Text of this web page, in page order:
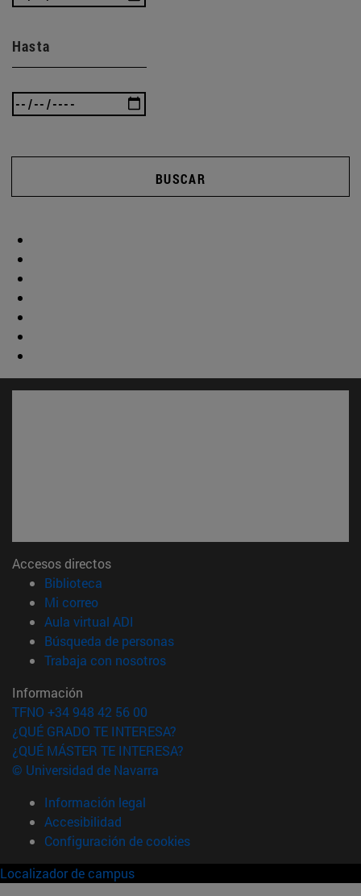
Hasta
BUSCAR
Accesos directos
Biblioteca
Mi correo(abre en nueva ventana)
Aula virtual ADI
Búsqueda de personas(abre en nueva ventana)
Trabaja con nosotros(abre en nueva ventana)
Información
TFNO +34 948 42 56 00
¿QUÉ GRADO TE INTERESA?
¿QUÉ MÁSTER TE INTERESA?
© Universidad de Navarra
Información legal
Accesibilidad
Configuración de cookies
Localizador de campus